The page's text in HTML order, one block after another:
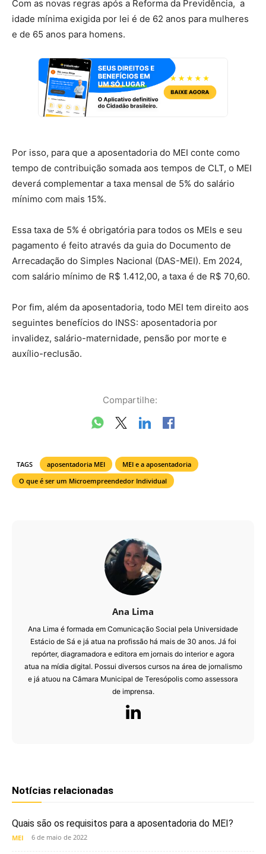
Com as novas regras após a Reforma da Previdência, a
idade mínima exigida por lei é de 62 anos para mulheres
e de 65 anos para homens.
Por isso, para que a aposentadoria do MEI conte como
tempo de contribuição somada aos tempos de CLT, o MEI
deverá complementar a taxa mensal de 5% do salário
mínimo com mais 15%.
Essa taxa de 5% é obrigatória para todos os MEIs e seu
pagamento é feito através da guia do Documento de
Arrecadação do Simples Nacional (DAS-MEI). Em 2024,
com salário mínimo de R$ 1.412,00, a taxa é de R$ 70,60.
Por fim, além da aposentadoria, todo MEI tem direito aos
seguintes benefícios do INSS: aposentadoria por
invalidez, salário-maternidade, pensão por morte e
auxílio-reclusão.
Compartilhe:
TAGS aposentadoria MEI
MEI e a aposentadoria
O que é ser um Microempreendedor Individual
Ana Lima
Ana Lima é formada em Comunicação Social pela Universidade
Estácio de Sá e já atua na profissão há mais de 30 anos. Já foi
repórter, diagramadora e editora em jornais do interior e agora
atua na mídia digital. Possui diversos cursos na área de jornalismo
e já atuou na Câmara Municipal de Teresópolis como assessora
de imprensa.
Notícias relacionadas
Quais são os requisitos para a aposentadoria do MEI?
MEI 6 de maio de 2022